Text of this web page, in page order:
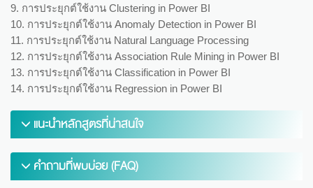
9. การประยุกต์ใช้งาน Clustering in Power BI
10. การประยุกต์ใช้งาน Anomaly Detection in Power BI
11. การประยุกต์ใช้งาน Natural Language Processing
12. การประยุกต์ใช้งาน Association Rule Mining in Power BI
13. การประยุกต์ใช้งาน Classification in Power BI
14. การประยุกต์ใช้งาน Regression in Power BI
แนะนำหลักสูตรที่น่าสนใจ
คำถามที่พบบ่อย (FAQ)